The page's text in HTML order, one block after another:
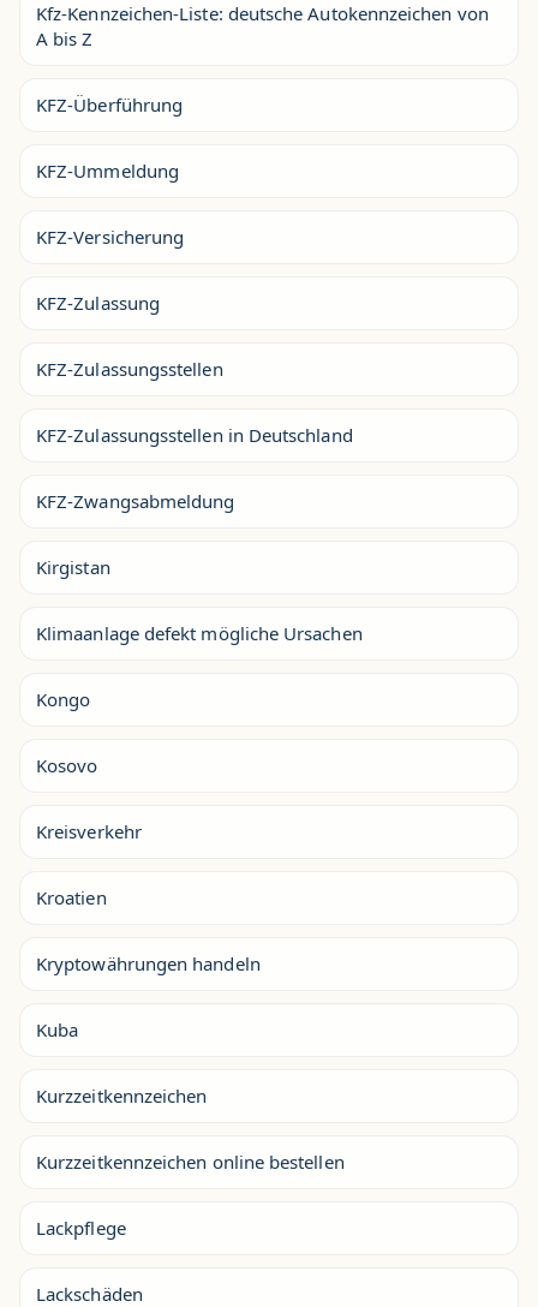
Kfz-Kennzeichen-Liste: deutsche Autokennzeichen von
A bis Z
KFZ-Überführung
KFZ-Ummeldung
KFZ-Versicherung
KFZ-Zulassung
KFZ-Zulassungsstellen
KFZ-Zulassungsstellen in Deutschland
KFZ-Zwangsabmeldung
Kirgistan
Klimaanlage defekt mögliche Ursachen
Kongo
Kosovo
Kreisverkehr
Kroatien
Kryptowährungen handeln
Kuba
Kurzzeitkennzeichen
Kurzzeitkennzeichen online bestellen
Lackpflege
Lackschäden